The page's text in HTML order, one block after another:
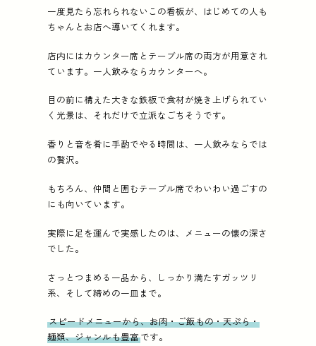
一度見たら忘れられないこの看板が、はじめての人も
ちゃんとお店へ導いてくれます。
店内にはカウンター席とテーブル席の両方が用意され
ています。一人飲みならカウンターへ。
目の前に構えた大きな鉄板で食材が焼き上げられてい
く光景は、それだけで立派なごちそうです。
香りと音を肴に手酌でやる時間は、一人飲みならでは
の贅沢。
もちろん、仲間と囲むテーブル席でわいわい過ごすの
にも向いています。
実際に足を運んで実感したのは、メニューの懐の深さ
でした。
さっとつまめる一品から、しっかり満たすガッツリ
系、そして締めの一皿まで。
スピードメニューから、お肉・ご飯もの・天ぷら・
麺類、ジャンルも豊富です。